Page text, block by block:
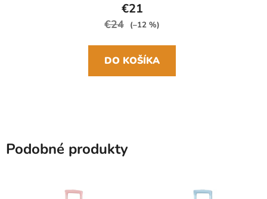
€21
€24 (–12 %)
DO KOŠÍKA
Podobné produkty